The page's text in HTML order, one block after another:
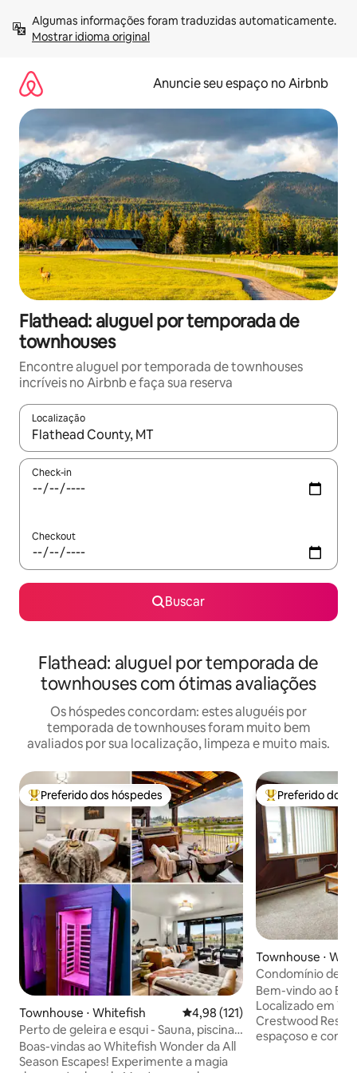
para
Mostrar idioma original
Anuncie seu espaço no Airbnb
Flathead: aluguel por temporada de
townhouses
Encontre aluguel por temporada de townhouses
incríveis no Airbnb e faça sua reserva
Localização
Quando os resultados estiverem disponíveis, explore-os
Check-in
Checkout
Buscar
Flathead: aluguel por temporada de
townhouses com ótimas avaliações
Os hóspedes concordam: estes aluguéis por
temporada de townhouses foram muito bem
avaliados por sua localização, limpeza e muito mais.
Entre os melhores preferidos dos hóspedes
Preferido dos hóspedes
Townhouse ⋅ Whitefish 4,98 de uma avaliação média de
4,98 (121)
Perto de geleira e esqui - Sauna, piscina
de imersão, banheira de hidromassagem
Boas-vindas ao Whitefish Wonder da All
Season Escapes! Experimente a magia
Entre os
Preferido dos
Townhouse ⋅
Condomínio de
para a montanha
Bem-vindo ao
Localizado em
Crestwood
espaçoso e